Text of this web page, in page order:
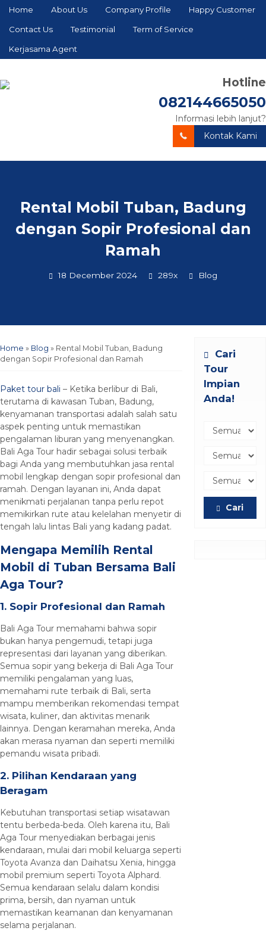
Home About Us Company Profile Happy Customer
Contact Us Testimonial Term of Service
Kerjasama Agent
Hotline
082144665050
Informasi lebih lanjut?
Kontak Kami
Rental Mobil Tuban, Badung
dengan Sopir Profesional dan
Ramah
18 December 2024 289x Blog
Home » Blog » Rental Mobil Tuban, Badung
dengan Sopir Profesional dan Ramah
Paket tour bali – Ketika berlibur di Bali,
terutama di kawasan Tuban, Badung,
kenyamanan transportasi adalah salah satu
aspek penting untuk memastikan
pengalaman liburan yang menyenangkan.
Bali Aga Tour hadir sebagai solusi terbaik
bagi Anda yang membutuhkan jasa rental
mobil lengkap dengan sopir profesional dan
ramah. Dengan layanan ini, Anda dapat
menikmati perjalanan tanpa perlu repot
memikirkan rute atau kelelahan menyetir di
tengah lalu lintas Bali yang kadang padat.
Mengapa Memilih Rental
Mobil di Tuban Bersama Bali
Aga Tour?
1. Sopir Profesional dan Ramah
Bali Aga Tour memahami bahwa sopir
bukan hanya pengemudi, tetapi juga
representasi dari layanan yang diberikan.
Semua sopir yang bekerja di Bali Aga Tour
memiliki pengalaman yang luas,
memahami rute terbaik di Bali, serta
mampu memberikan rekomendasi tempat
wisata, kuliner, dan aktivitas menarik
lainnya. Dengan keramahan mereka, Anda
akan merasa nyaman dan seperti memiliki
pemandu wisata pribadi.
2. Pilihan Kendaraan yang
Beragam
Kebutuhan transportasi setiap wisatawan
tentu berbeda-beda. Oleh karena itu, Bali
Aga Tour menyediakan berbagai jenis
kendaraan, mulai dari mobil keluarga seperti
Toyota Avanza dan Daihatsu Xenia, hingga
mobil premium seperti Toyota Alphard.
Semua kendaraan selalu dalam kondisi
prima, bersih, dan nyaman untuk
memastikan keamanan dan kenyamanan
selama perjalanan.
Cari
Tour
Impian
Anda!
Cari